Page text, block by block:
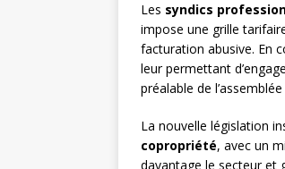
Les syndics
impose une grille
facturation abusive. En
leur permettant
préalable de
La nouvelle législation
copropriété, avec un
davantage le secteur et